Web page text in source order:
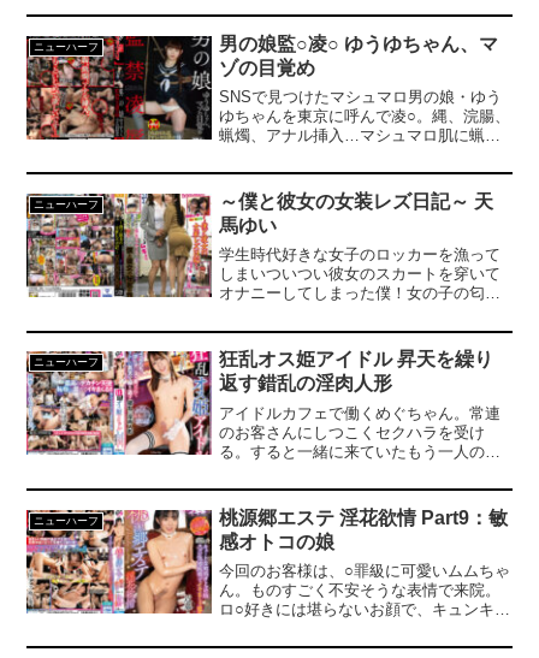
懐いてしまうドMな〈ムム〉は、密着抱
っこでねっとりと舌を絡ませたベロキ
ス、肛門舐め・顔舐め・痰壷キス…もす
べて受け入れ、もちろん牝媚び笑顔の従
順フェラチオでオ○ンポ奉仕します。ご主
人様に可愛がられ、肛門セックスで痙攣
絶頂し、フル勃起ペニスをいじめられて
ム〉の快楽ペット生活を克明に記録しま
した。【収録プレイ】リモコン肛門バイ
ブ挿入フェラ奉仕／粘っこいベロキス／
首輪で繋がれアナルディルド自慰／電マ
責め射精／ザーメン口移し嚥下／御奉仕
フェラ＆肛門舐め／種付けプレス肛門
SEX／相互フェラ69／モーニングコーヒ
ー口移し／牝媚び微笑みフェラチオ／肛
／極太アナルバイブ／腹パンチ痙攣イキ
／手コキ大量射精／甘マゾアナル性交…
ニューハーフ
男の娘監○凌○ ゆうゆちゃん、マ
ゾの目覚め
SNSで見つけたマシュマロ男の娘・ゆう
ゆちゃんを東京に呼んで凌○。縄、浣腸、
蝋燭、アナル挿入…マシュマロ肌に蝋を
感じるほど勃起してしまう…「もっとも
っといじめて欲しいです…」女装に目覚
めた男の娘が、マゾにも目覚める。
ニューハーフ
～僕と彼女の女装レズ日記～ 天
馬ゆい
学生時代好きな女子のロッカーを漁って
しまいついつい彼女のスカートを穿いて
オナニーしてしまった僕！女の子の匂い
の女子に見つかった！「やばい！どうし
よう！」と慌てふためいた僕だったが、
なんと彼女の様子は意外にも…。僕の事
を拒む事も無くそれどころか「可愛いよ
♪」と僕のスカートの中に手を差し入れて
きた！…太腿に感じるスカートの感触と
女子の指先にゾクゾクしてしまった僕は
気が付くと「アン♪アン♪」と女の子の様
な声を発し、女子に女子として扱われレ
ズの悦びに包まれていたのでした。あれ
から7年…入社した職場で彼女と偶然再
会！社会人になってもあの頃目覚めてし
まった性癖は彼女も僕も変わる事はな
く、「あの頃みたいに社内で楽しも
う！」と彼女にリードされるまま痴女ら
れる僕。それからも、OLになった僕と彼
ニューハーフ
狂乱オス姫アイドル 昇天を繰り
返す錯乱の淫肉人形
アイドルカフェで働くめぐちゃん。常連
のお客さんにしつこくセクハラを受け
る。すると一緒に来ていたもう一人のお
後、突然、めぐちゃんはオトコの娘だっ
たんだね！と言い出す。股間のふくらみ
を指摘されるが、絶対に認めないめぐち
ゃん！それならばとお客さんから今から
やるゲームをクリアできれば認めてあげ
ると言われ、断る事が出来ずにゲームを
やる羽目に！ただでさえ敏感なめぐちゃ
んに勝ち目は無く、あっと言う間にオト
コの娘と言う事がバレてしまう！ただ予
ニューハーフ
桃源郷エステ 淫花欲情 Part9：敏
感オトコの娘
今回のお客様は、○罪級に可愛いムムちゃ
ん。ものすごく不安そうな表情で来院。
ロ○好きには堪らないお顔で、キュンキュ
そも本当に男の娘なの？と疑ってしまい